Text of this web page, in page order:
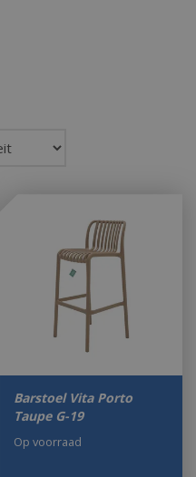
Barstoel Vita Porto
Taupe G-19
Op voorraad